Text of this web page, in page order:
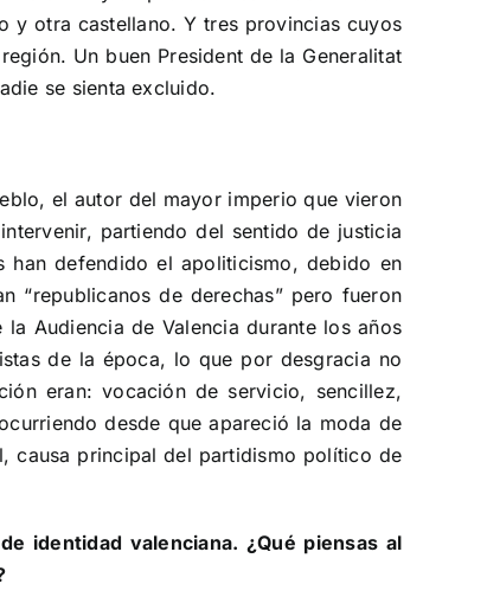
y otra castellano. Y tres provincias cuyos
Un buen President de la Generalitat
se sienta excluido.
el autor del mayor imperio que vieron
partiendo del sentido de justicia
han defendido el apoliticismo, debido en
“republicanos de derechas” pero fueron
Audiencia de Valencia durante los años
de la época, lo que por desgracia no
eran: vocación de servicio, sencillez,
desde que apareció la moda de
causa principal del partidismo político de
identidad valenciana. ¿Qué piensas al